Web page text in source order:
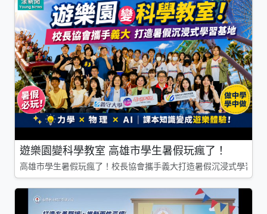
遊樂園變科學教室 高雄市學生暑假玩瘋了！
高雄市學生暑假玩瘋了！校長協會攜手義大打造暑假沉浸式學習基